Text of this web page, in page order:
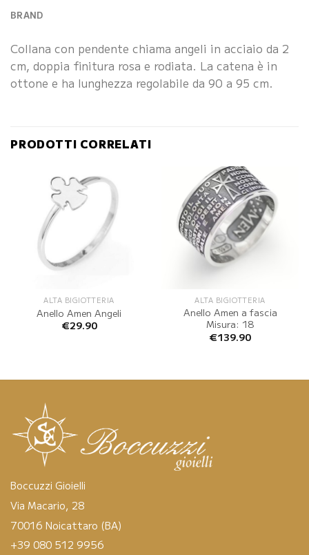
BRAND
Collana con pendente chiama angeli in acciaio da 2
cm, doppia finitura rosa e rodiata. La catena è in
ottone e ha lunghezza regolabile da 90 a 95 cm.
PRODOTTI CORRELATI
ALTA BIGIOTTERIA
Anello Amen Angeli
€29.90
ALTA BIGIOTTERIA
Anello Amen a fascia
Misura: 18
€139.90
Boccuzzi Gioielli
Via Macario, 28
70016 Noicattaro (BA)
+39 080 512 9956